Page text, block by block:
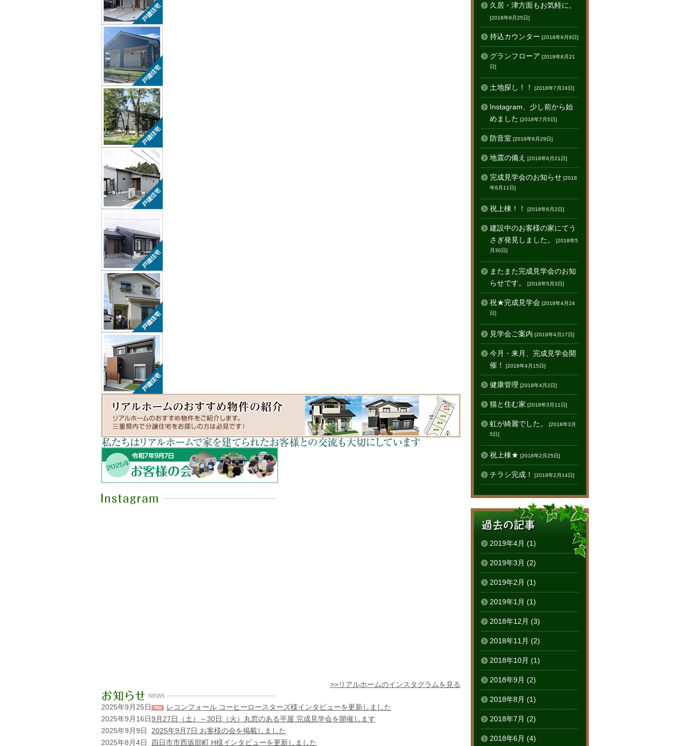
>>リアルホームのインスタグラムを見る
2025年9月25日
レコンフォール コーヒーロースターズ様インタビューを更新しました
2025年9月16日9月27日（土）～30日（火）丸窓のある平屋 完成見学会を開催します
2025年9月9日
2025年9月7日 お客様の会を掲載しました
2025年8月4日
四日市市西坂部町 H様インタビューを更新しました
久居・津方面もお気軽に。
[2018年9月25日]
持込カウンター [2018年9月9日]
グランフローア [2018年8月21
日]
土地探し！！ [2018年7月24日]
Instagram、少し前から始
めました [2018年7月5日]
防音室 [2018年6月29日]
地震の備え [2018年6月21日]
完成見学会のお知らせ [2018
年6月11日]
祝上棟！！ [2018年6月2日]
建設中のお客様の家にてう
さぎ発見しました。
[2018年5
月30日]
またまた完成見学会のお知
らせです。
[2018年5月3日]
祝★完成見学会 [2018年4月24
日]
見学会ご案内 [2018年4月17日]
今月・来月、完成見学会開
催！
[2018年4月15日]
健康管理 [2018年4月2日]
猫と住む家 [2018年3月11日]
虹が綺麗でした。 [2018年3月
5日]
祝上棟★ [2018年2月25日]
チラシ完成！ [2018年2月14日]
2019年4月 (1)
2019年3月 (2)
2019年2月 (1)
2019年1月 (1)
2018年12月 (3)
2018年11月 (2)
2018年10月 (1)
2018年9月 (2)
2018年8月 (1)
2018年7月 (2)
2018年6月 (4)